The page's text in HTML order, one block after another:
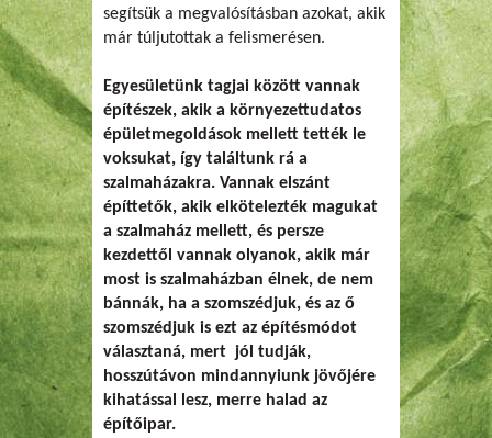
segítsük a megvalósításban azokat, akik
már túljutottak a felismerésen.
Egyesületünk tagjai között vannak
építészek, akik a környezettudatos
épületmegoldások mellett tették le
voksukat, így találtunk rá a
szalmaházakra. Vannak elszánt
építtetők, akik elkötelezték magukat
a szalmaház mellett, és persze
kezdettől vannak olyanok, akik már
most is szalmaházban élnek, de nem
bánnák, ha a szomszédjuk, és az ő
szomszédjuk is ezt az építésmódot
választaná, mert jól tudják,
hosszútávon mindannyiunk jövőjére
kihatással lesz, merre halad az
építőipar.